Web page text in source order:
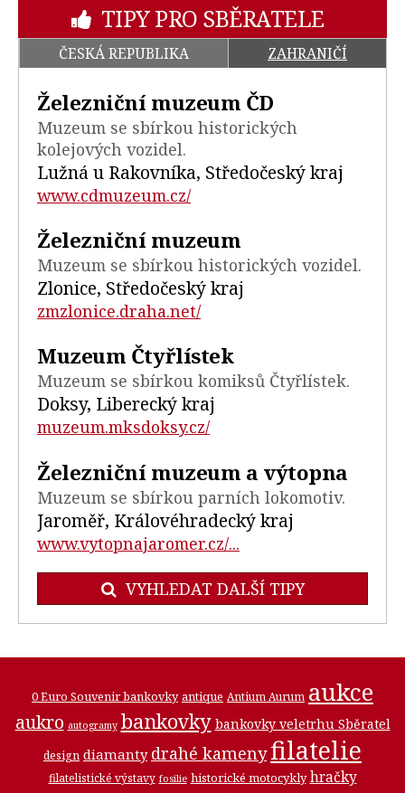
TIPY PRO SBĚRATELE
ČESKÁ REPUBLIKA ZAHRANIČÍ
Železniční muzeum ČD
Muzeum se sbírkou historických
kolejových vozidel.
Lužná u Rakovníka, Středočeský kraj
www.cdmuzeum.cz/
Železniční muzeum
Muzeum se sbírkou historických vozidel.
Zlonice, Středočeský kraj
zmzlonice.draha.net/
Muzeum Čtyřlístek
Muzeum se sbírkou komiksů Čtyřlístek.
Doksy, Liberecký kraj
muzeum.mksdoksy.cz/
Železniční muzeum a výtopna
Muzeum se sbírkou parních lokomotiv.
Jaroměř, Královéhradecký kraj
www.vytopnajaromer.cz/...
VYHLEDAT DALŠÍ TIPY
0 Euro Souvenir bankovky antique Antium Aurum aukce
aukro autogramy bankovky bankovky veletrhu Sběratel
design diamanty drahé kamenyfilatelie
filatelistické výstavy fosilie historické motocykly hračky